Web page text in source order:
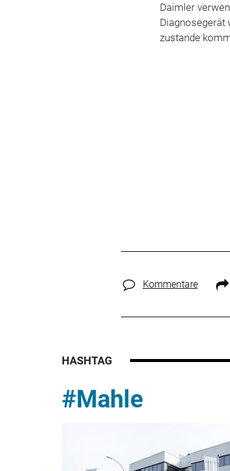
Daimler
Diagnosegerät
zustande
Kommentare
HASHTAG
#Mahle